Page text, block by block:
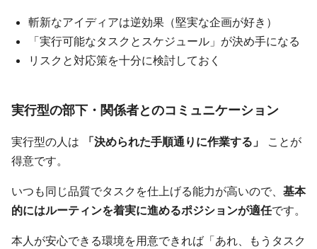
斬新なアイディアは逆効果（堅実な企画が好き）
「実行可能なタスクとスケジュール」が決め手になる
リスクと対応策を十分に検討しておく
実行型の部下・関係者とのコミュニケーション
実行型の人は 「決められた手順通りに作業する」
ことが
得意です。
いつも同じ品質でタスクを仕上げる能力が高いので、 基本
的にはルーティンを着実に進めるポジションが適任です。
本人が安心できる環境を用意できれば「あれ、もうタスク